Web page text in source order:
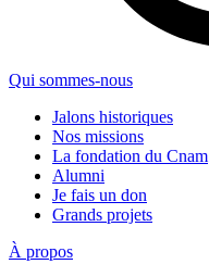
Qui sommes-nous
Jalons historiques
Nos missions
La fondation du Cnam
Alumni
Je fais un don
Grands projets
À propos